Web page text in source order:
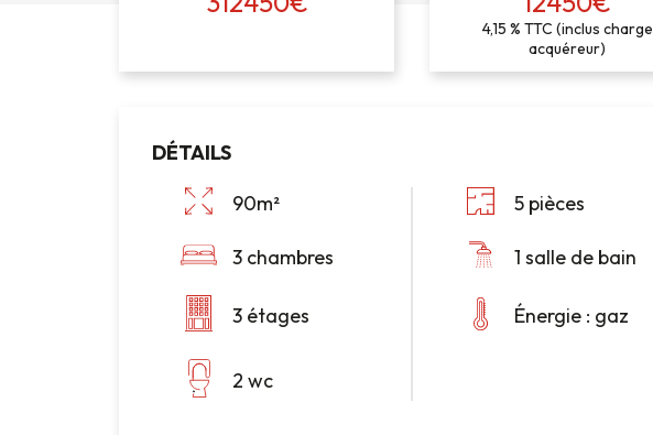
4,15 % TTC (inclus charge
acquéreur)
DÉTAILS
90m²
5 pièces
3 chambres 1 salle de bain
3 étages Énergie : gaz
2 wc